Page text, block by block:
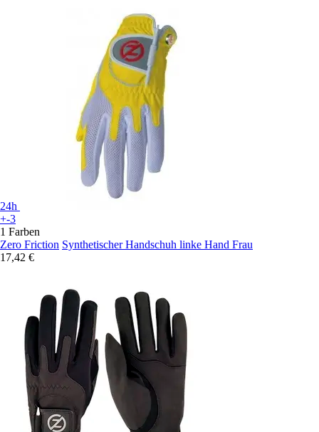
24h
+-3
1 Farben
Zero Friction Synthetischer Handschuh linke Hand Frau
17,42 €